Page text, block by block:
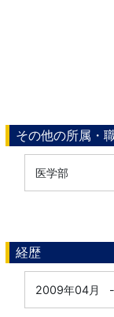
その他の所属・
医学部
経歴
2009年04月 -